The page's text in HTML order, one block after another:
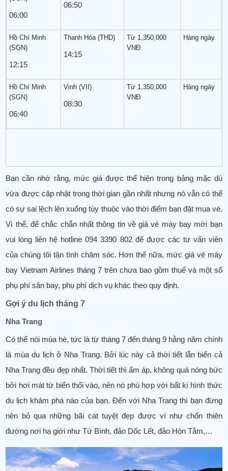
06:00
06:50
Hồ Chí Minh
(SGN)
12:15
Thanh Hóa (THD)
14:15
Từ 1,350,000
VNĐ
Hàng ngày
Hồ Chí Minh
(SGN)
06:40
Vinh (VII)
08:30
Từ 1,350,000
VNĐ
Hàng ngày
Bạn cần nhớ rằng, mức giá được thể hiện trong bảng mặc dù
vừa được cập nhật trong thời gian gần nhất nhưng nó vẫn có thể
có sự sai lệch lên xuống tùy thuộc vào thời điểm bạn đặt mua vé.
Vì thế, để chắc chắn nhất thông tin về giá vé máy bay mời bạn
vui lòng liên hệ hotline 094 3390 802 để được các tư vấn viên
của chúng tôi tận tình chăm sóc. Hơn thế nữa, mức giá vé máy
bay Vietnam Airlines tháng 7 trên chưa bao gồm thuế và một số
phụ phí sân bay, phụ phí dịch vụ khác theo quy định.
Gợi ý du lịch tháng 7
Nha Trang
Có thể nói mùa hè, tức là từ tháng 7 đến tháng 9 hằng năm chính
là mùa du lịch ở Nha Trang. Bởi lúc này cả thời tiết lẫn biển cả
Nha Trang đều đẹp nhất. Thời tiết thì ấm áp, không quá nóng bức
bởi hơi mát từ biển thổi vào, nên nó phù hợp với bất kì hình thức
du lịch khám phá nào của bạn. Đến với Nha Trang thì bạn đừng
nên bỏ qua những bãi cát tuyệt đẹp được ví như chốn thiên
đường nơi hạ giới như Tứ Bình, đảo Dốc Lết, đảo Hòn Tằm,…